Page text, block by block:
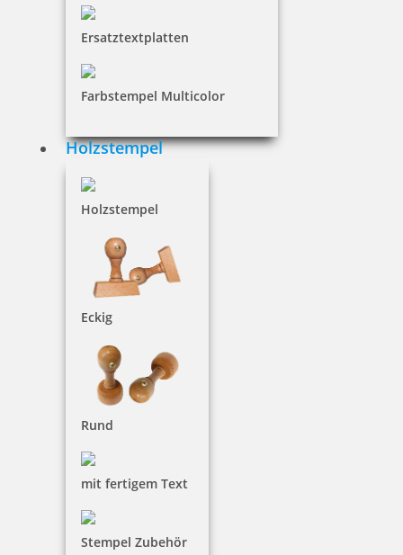
Ersatztextplatten
Farbstempel Multicolor
Holzstempel
Holzstempel
Eckig
Rund
mit fertigem Text
Stempel Zubehör
Trodat Printy 4810 Datumstempel 20x3,8 mm Kissen schwarz
innenliegend